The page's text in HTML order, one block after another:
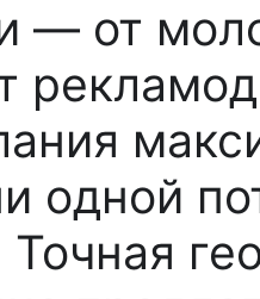
— от
одной
Точная